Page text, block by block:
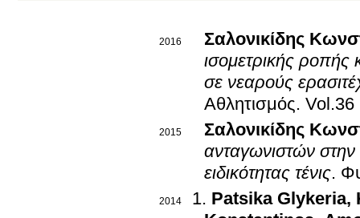
2016
Σαλονικίδης
ισομετρικής
σε νεαρούς
Αθλητισμός. Vol.36
2015
Σαλονικίδης
ανταγωνιστών
ειδικότητας τένις.
2014 Patsika Glykeria,